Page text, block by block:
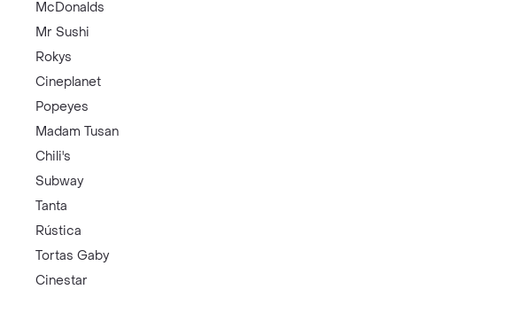
McDonalds
Mr Sushi
Rokys
Cineplanet
Popeyes
Madam Tusan
Chili's
Subway
Tanta
Rústica
Tortas Gaby
Cinestar